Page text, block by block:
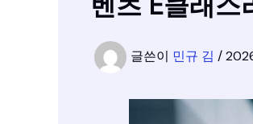
글쓴이 민규 김 /